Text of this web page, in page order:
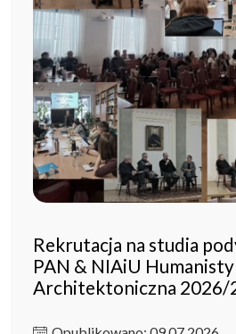
Rekrutacja na studia
PAN & NIAiU
Architektoniczna 2026/